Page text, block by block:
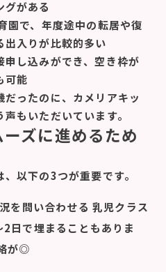
グがある
園で、年度途中の転居や復
出入りが比較的多い
し込みができ、空き枠が
可能
ったのに、カメリアキッ
もいただいています。
ズに進めるため
以下の3つが重要です。
を問い合わせる 乳児クラス
日で埋まることもありま
が◎